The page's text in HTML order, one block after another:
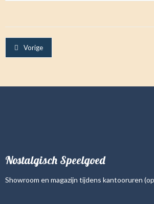
Vorige
Nostalgisch Speelgoed
Showroom en magazijn tijdens kantooruren